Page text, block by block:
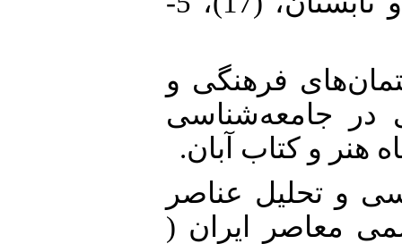
محمدرضا (1397). گفتمان‌‌‌‌‌های فرهنگی و
در جامعه‌‌‌‌‌شناسی
هنر و کتاب آبان.
زهرا (1393). بررسی و تحلیل عناصر
معاصر ایران (